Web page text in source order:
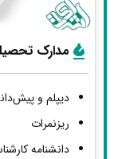
مدارک
دیپلم و
ریزنمرات
دانشنامه